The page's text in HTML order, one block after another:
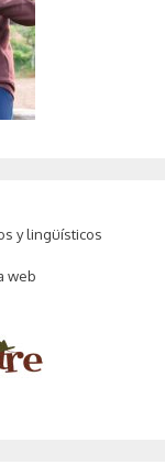
y lingüísticos
web